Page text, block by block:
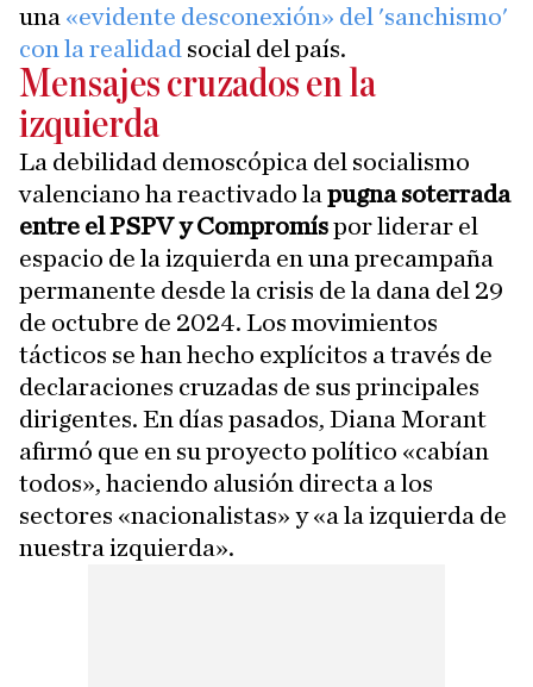
una «evidente desconexión» del 'sanchismo'
con la realidad social del país.
Mensajes cruzados en la
izquierda
La debilidad demoscópica del socialismo
valenciano ha reactivado la pugna soterrada
entre el PSPV y Compromíspor liderar el
espacio de la izquierda en una precampaña
permanente desde la crisis de la dana del 29
de octubre de 2024. Los movimientos
tácticos se han hecho explícitos a través de
declaraciones cruzadas de sus principales
dirigentes. En días pasados, Diana Morant
afirmó que en su proyecto político «cabían
todos», haciendo alusión directa a los
sectores «nacionalistas» y «a la izquierda de
nuestra izquierda».